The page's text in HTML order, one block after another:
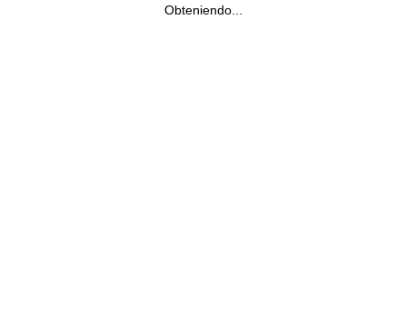
Obteniendo...